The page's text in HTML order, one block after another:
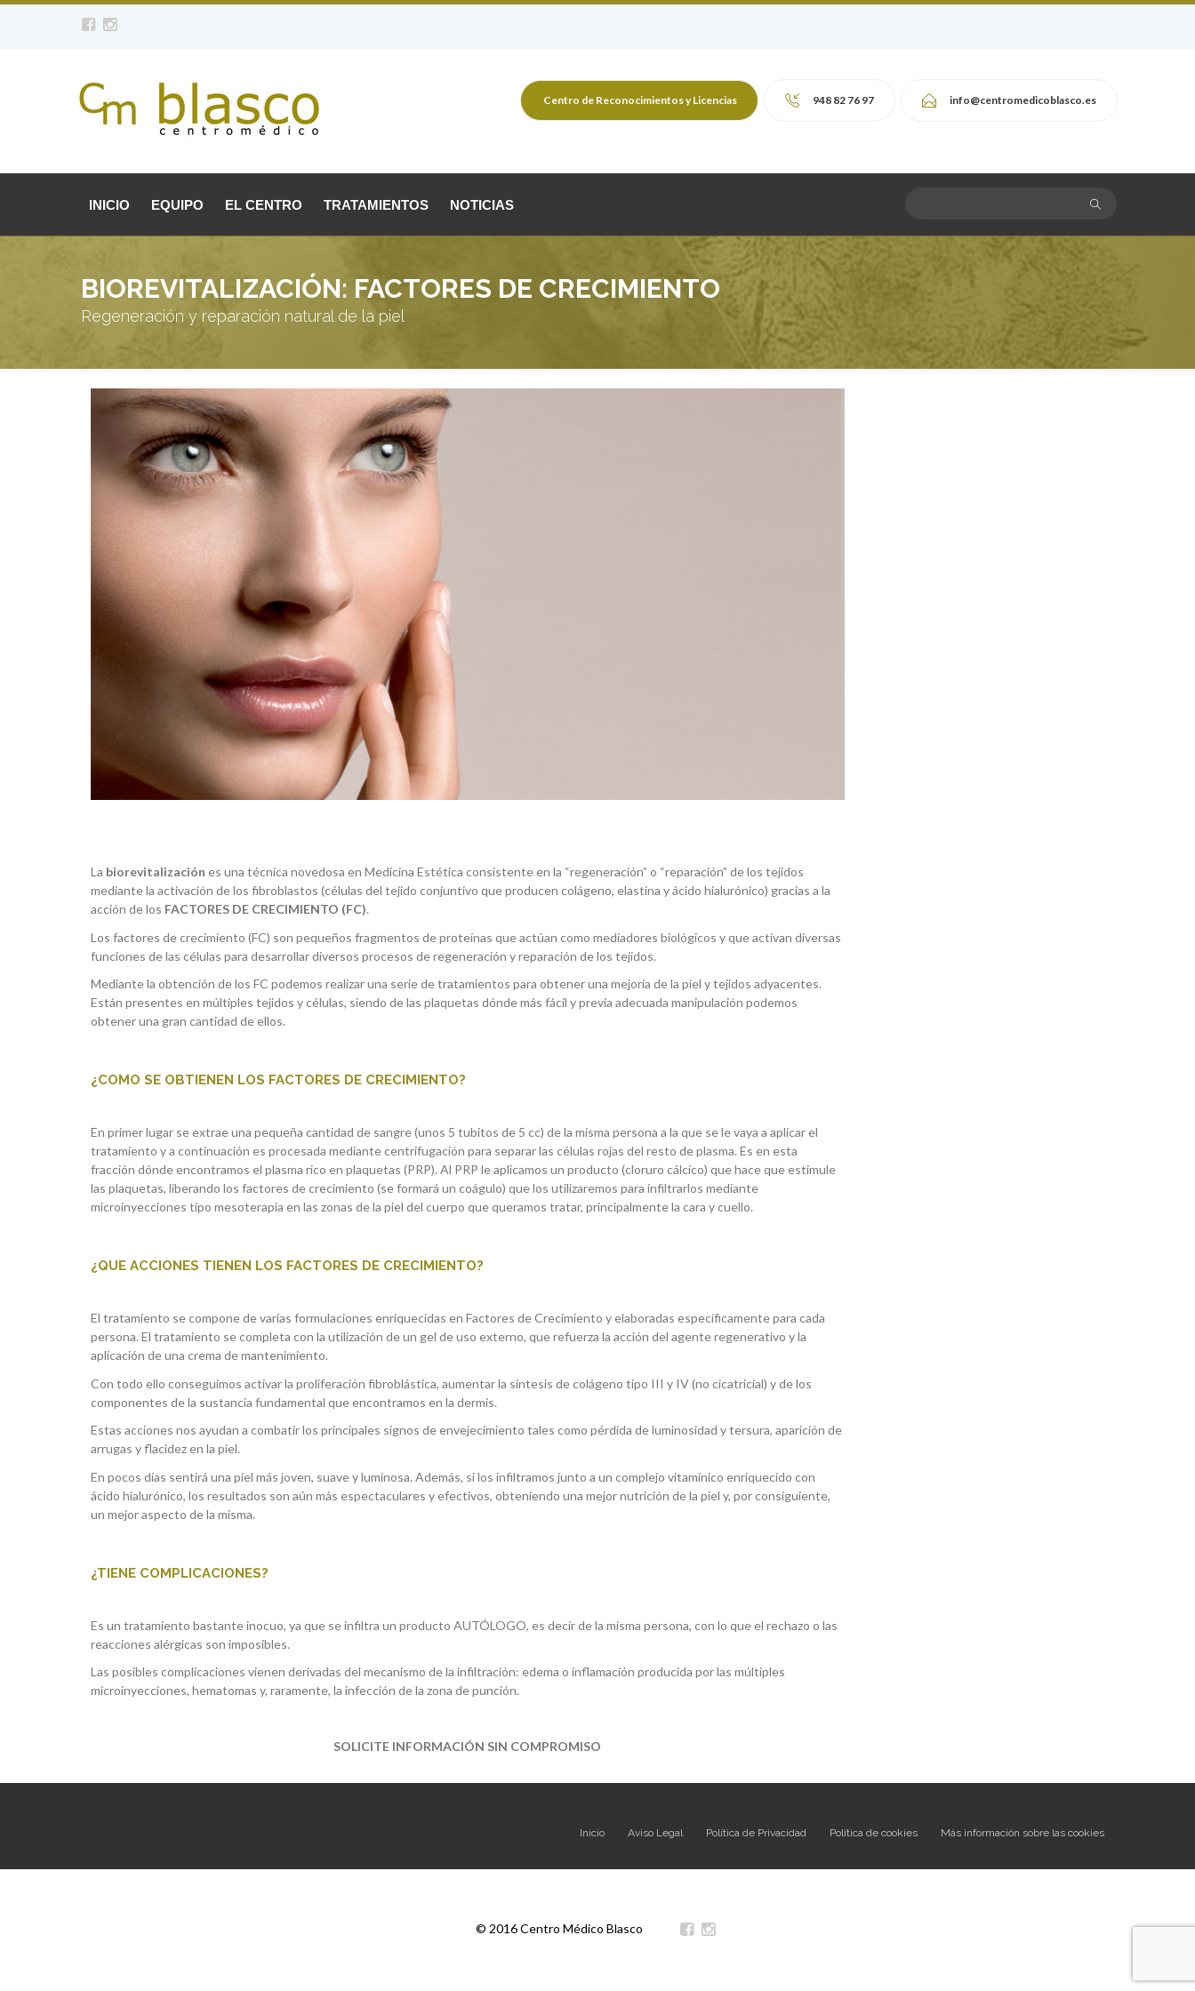
Centro de Reconocimientos y Licencias 948 82 76 97 info@centromedicoblasco.es
INICIO EQUIPO EL CENTRO TRATAMIENTOS NOTICIAS
BIOREVITALIZACIÓN: FACTORES DE CRECIMIENTO
Regeneración y reparación natural de la piel
La biorevitalización es una técnica novedosa en Medicina Estética consistente en la “regeneración” o “reparación” de los tejidos
mediante la activación de los fibroblastos (células del tejido conjuntivo que producen colágeno, elastina y ácido hialurónico) gracias a la
acción de los FACTORES DE CRECIMIENTO (FC).
Los factores de crecimiento (FC) son pequeños fragmentos de proteínas que actúan como mediadores biológicos y que activan diversas
funciones de las células para desarrollar diversos procesos de regeneración y reparación de los tejidos.
Mediante la obtención de los FC podemos realizar una serie de tratamientos para obtener una mejoría de la piel y tejidos adyacentes.
Están presentes en múltiples tejidos y células, siendo de las plaquetas dónde más fácil y previa adecuada manipulación podemos
obtener una gran cantidad de ellos.
¿COMO SE OBTIENEN LOS FACTORES DE CRECIMIENTO?
En primer lugar se extrae una pequeña cantidad de sangre (unos 5 tubitos de 5 cc) de la misma persona a la que se le vaya a aplicar el
tratamiento y a continuación es procesada mediante centrifugación para separar las células rojas del resto de plasma. Es en esta
fracción dónde encontramos el plasma rico en plaquetas (PRP). Al PRP le aplicamos un producto (cloruro cálcico) que hace que estimule
las plaquetas, liberando los factores de crecimiento (se formará un coágulo) que los utilizaremos para infiltrarlos mediante
microinyecciones tipo mesoterapia en las zonas de la piel del cuerpo que queramos tratar, principalmente la cara y cuello.
¿QUE ACCIONES TIENEN LOS FACTORES DE CRECIMIENTO?
El tratamiento se compone de varias formulaciones enriquecidas en Factores de Crecimiento y elaboradas específicamente para cada
persona. El tratamiento se completa con la utilización de un gel de uso externo, que refuerza la acción del agente regenerativo y la
aplicación de una crema de mantenimiento.
Con todo ello conseguimos activar la proliferación fibroblástica, aumentar la síntesis de colágeno tipo III y IV (no cicatricial) y de los
componentes de la sustancia fundamental que encontramos en la dermis.
Estas acciones nos ayudan a combatir los principales signos de envejecimiento tales como pérdida de luminosidad y tersura, aparición de
arrugas y flacidez en la piel.
En pocos días sentirá una piel más joven, suave y luminosa. Además, si los infiltramos junto a un complejo vitamínico enriquecido con
ácido hialurónico, los resultados son aún más espectaculares y efectivos, obteniendo una mejor nutrición de la piel y, por consiguiente,
un mejor aspecto de la misma.
¿TIENE COMPLICACIONES?
Es un tratamiento bastante inocuo, ya que se infiltra un producto AUTÓLOGO, es decir de la misma persona, con lo que el rechazo o las
reacciones alérgicas son imposibles.
Las posibles complicaciones vienen derivadas del mecanismo de la infiltración: edema o inflamación producida por las múltiples
microinyecciones, hematomas y, raramente, la infección de la zona de punción.
SOLICITE INFORMACIÓN SIN COMPROMISO
Inicio Aviso Legal Política de Privacidad Política de cookies Más información sobre las cookies
© 2016 Centro Médico Blasco